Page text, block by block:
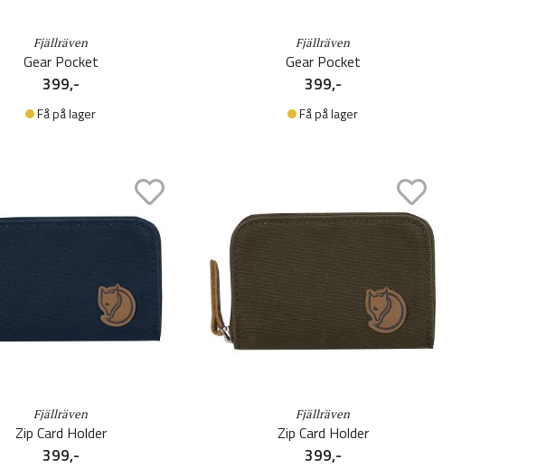
Fjällräven
Gear Pocket
399,-
Få på lager
Fjällräven
Gear Pocket
399,-
Få på lager
Fjällräven
Zip Card Holder
399,-
Fjällräven
Zip Card Holder
399,-